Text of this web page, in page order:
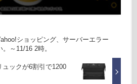
ショッピング、サーバーエラー
～11/16 2時。
ックが6割引で1200